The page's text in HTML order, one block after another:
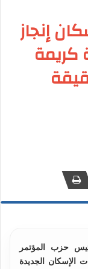
إنجاز
كريمة
حزب المؤتمر
الجديدة